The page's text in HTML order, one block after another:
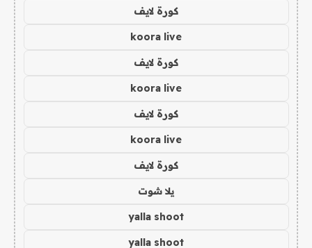
كورة لايف
koora live
كورة لايف
koora live
كورة لايف
koora live
كورة لايف
يلا شوت
yalla shoot
yalla shoot